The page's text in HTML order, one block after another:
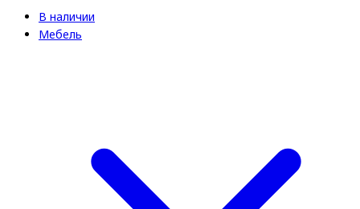
В наличии
Мебель